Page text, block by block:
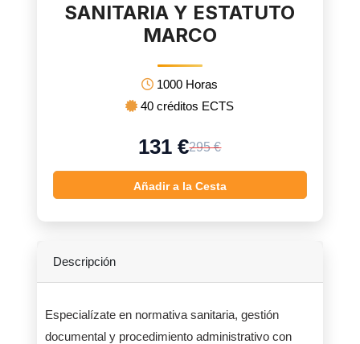
SANITARIA Y ESTATUTO
MARCO
1000 Horas
40 créditos ECTS
131 €295 €
Añadir a la Cesta
Descripción
Especialízate en normativa sanitaria, gestión
documental y procedimiento administrativo con